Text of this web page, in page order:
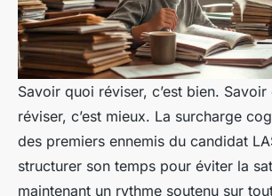
Savoir quoi réviser, c’est bien. Savoir
réviser, c’est mieux. La surcharge
des premiers ennemis du candidat
structurer son temps pour éviter la
maintenant un rythme soutenu sur